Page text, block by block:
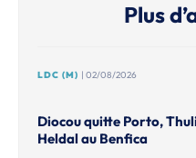
Plus
LDC (M) | 02/08/2026
Diocou quitte Porto,
Heldal au Benfica